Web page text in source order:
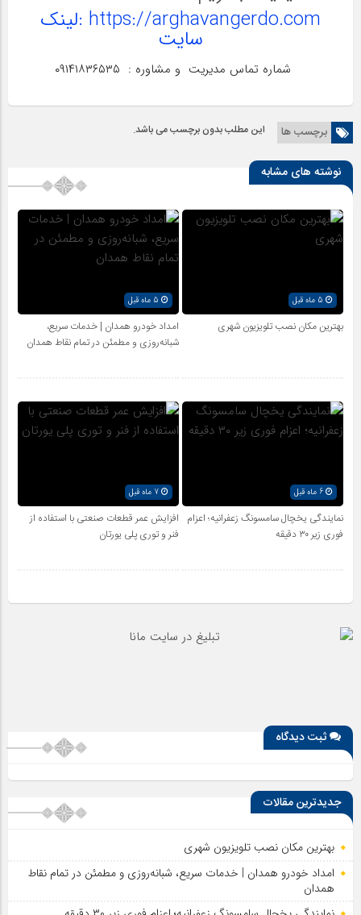
https://arghavangerdo.com :لینک
سایت
شماره تماس مدیریت و مشاوره : ۰۹۱۴۱۸۳۶۵۳۵
برچسب ها این مطلب بدون برچسب می باشد.
نوشته های مشابه
بهترین مکان نصب تلویزیون شهری
امداد خودرو همدان | خدمات سریع،
شبانه‌روزی و مطمئن در تمام نقاط همدان
6 ماه قبل
نمایندگی یخچال سامسونگ زعفرانیه؛ اعزام
فوری زیر ۳۰ دقیقه
افزایش عمر قطعات صنعتی با استفاده از
فنر و توری پلی یورتان
ثبت دیدگاه
جدیدترین مقالات
بهترین مکان نصب تلویزیون شهری
امداد خودرو همدان | خدمات سریع، شبانه‌روزی و مطمئن در تمام نقاط
همدان